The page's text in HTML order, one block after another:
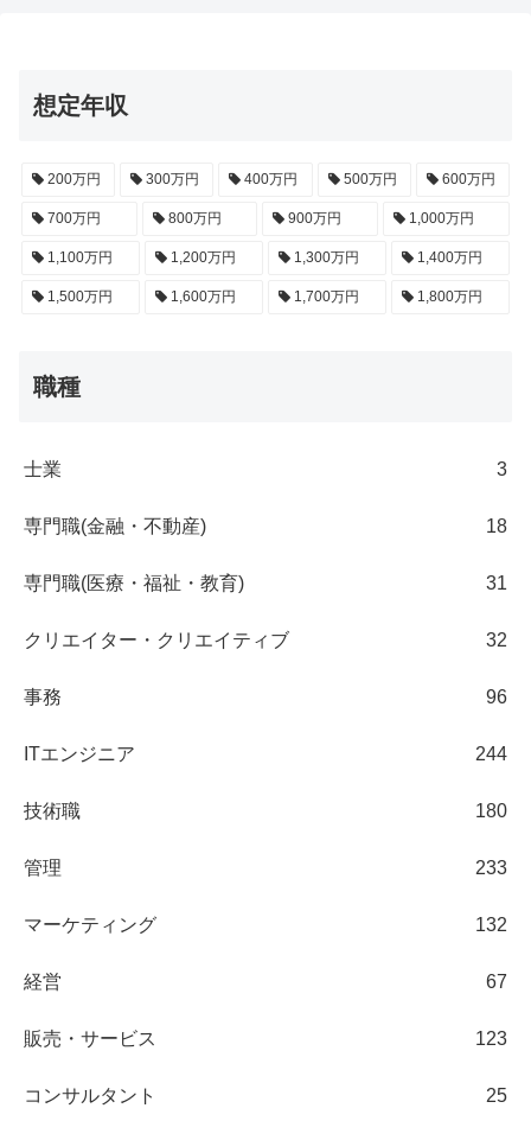
想定年収
200万円 300万円 400万円 500万円 600万円
700万円 800万円 900万円 1,000万円
1,100万円 1,200万円 1,300万円 1,400万円
1,500万円 1,600万円 1,700万円 1,800万円
職種
士業 3
専門職(金融・不動産) 18
専門職(医療・福祉・教育) 31
クリエイター・クリエイティブ 32
事務 96
ITエンジニア 244
技術職 180
管理 233
マーケティング 132
経営 67
販売・サービス 123
コンサルタント 25